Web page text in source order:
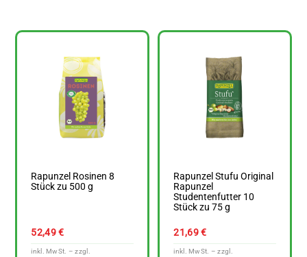
Rapunzel Rosinen 8
Stück zu 500 g
52,49€
Rapunzel Stufu Original
Rapunzel
Studentenfutter 10
Stück zu 75 g
21,69€